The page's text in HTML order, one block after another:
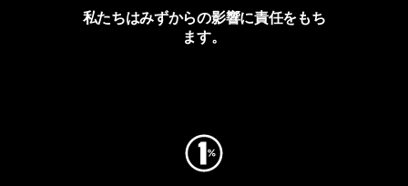
私たちはみずからの影響に責任をもち
ます。